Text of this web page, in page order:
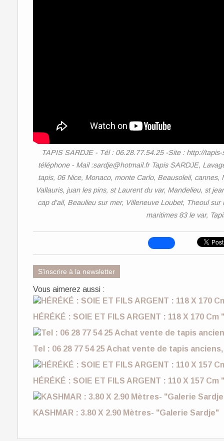
TAPIS SARDJE - Tél : 06.28.77.54.25 -Site : http://
téléphone - Mail :sardje@hotmail.fr Tapis SARDJE,
tapis, 06 Nice, Monaco, monte Carlo, Beausoleil,
Vallauris, juan les pins, st Laurent du var, Mandelieu, st
cap d'ail, Beaulieu sur mer, Villeneuve Loubet, Theoul
maritimes 83 le var,
S'inscrire à la newsletter
Vous aimerez aussi :
HÉRÉKÉ : SOIE ET FILS ARGENT : 118 X 170
Tel : 06 28 77 54 25 Achat vente de tapis
HÉRÉKÉ : SOIE ET FILS ARGENT : 110 X 157
KASHMAR : 3.80 X 2.90 Mètres- "Galerie Sardje"